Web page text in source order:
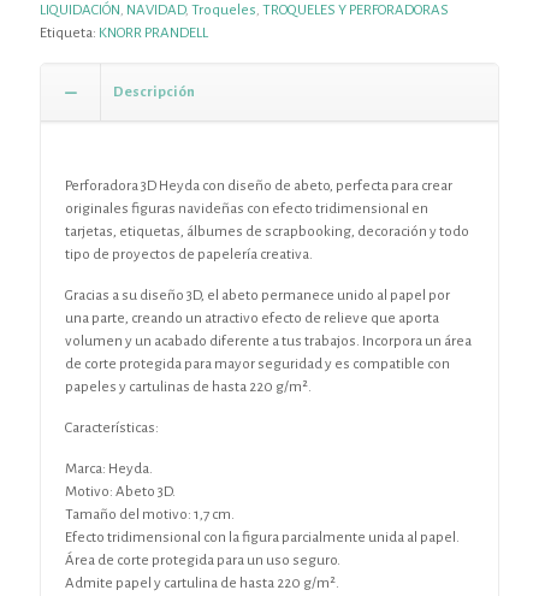
LIQUIDACIÓN NAVIDAD, Troqueles TROQUELES Y PERFORADORAS
Etiqueta: KNORR PRANDELL
Descripción
Perforadora 3D Heyda con diseño de abeto, perfecta para crear
originales figuras navideñas con efecto tridimensional en
tarjetas, etiquetas, álbumes de scrapbooking, decoración y todo
tipo de proyectos de papelería creativa.
Gracias a su diseño 3D, el abeto permanece unido al papel por
una parte, creando un atractivo efecto de relieve que aporta
volumen y un acabado diferente a tus trabajos. Incorpora un área
de corte protegida para mayor seguridad y es compatible con
papeles y cartulinas de hasta 220 g/m².
Características:
Marca: Heyda.
Motivo: Abeto 3D.
Tamaño del motivo: 1,7 cm.
Efecto tridimensional con la figura parcialmente unida al papel.
Área de corte protegida para un uso seguro.
Admite papel y cartulina de hasta 220 g/m².